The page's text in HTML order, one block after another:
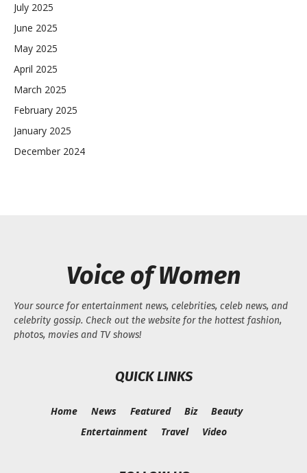
July 2025
June 2025
May 2025
April 2025
March 2025
February 2025
January 2025
December 2024
Voice of Women
Your source for entertainment news, celebrities, celeb news, and
celebrity gossip. Check out the website for the hottest fashion,
photos, movies and TV shows!
QUICK LINKS
Home News Featured Biz
Beauty
Entertainment
Travel Video